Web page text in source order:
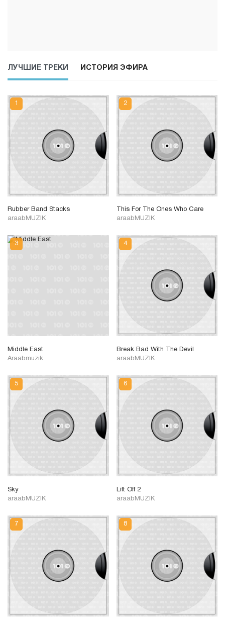
ЛУЧШИЕ ТРЕКИ ИСТОРИЯ ЭФИРА
Rubber Band Stacks
araabMUZIK
This For The Ones Who Care
araabMUZIK
Middle East
Araabmuzik
Break Bad With The Devil
araabMUZIK
Sky
araabMUZIK
Lift Off 2
araabMUZIK